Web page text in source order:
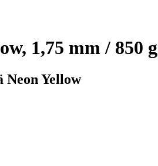
1,75 mm / 850 g
Neon Yellow